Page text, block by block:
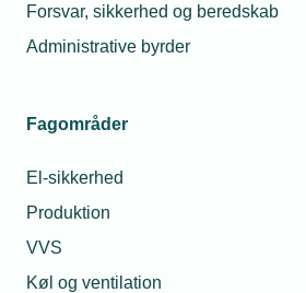
Forsvar, sikkerhed og beredskab
Administrative byrder
Fagområder
El-sikkerhed
Produktion
VVS
Køl og ventilation